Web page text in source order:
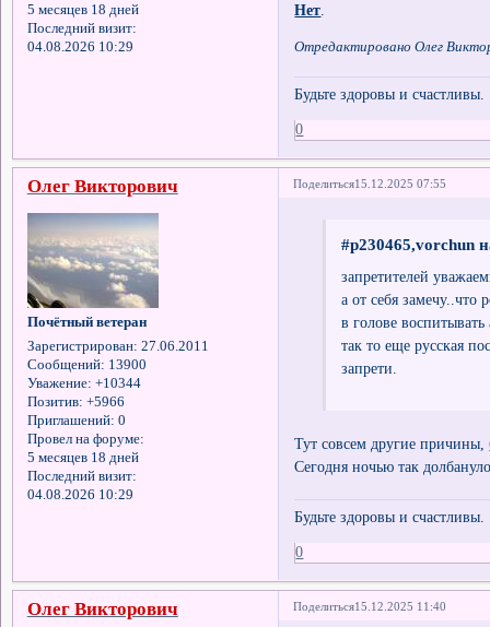
5 месяцев 18 дней
Последний визит:
04.08.2026 10:29
Нет.
Отредактировано Олег
Будьте здоровы и счастливы.
0
Поделиться15.12.2025 07:55
Олег Викторович
Почётный ветеран
Зарегистрирован: 27.06.2011
Сообщений: 13900
Уважение: +10344
Позитив: +5966
Приглашений: 0
Провел на форуме:
5 месяцев 18 дней
Последний визит:
04.08.2026 10:29
#p230465,vorchun
запретителей
а от себя замечу..что
в голове
так то еще русская
запрети.
Тут совсем другие причины,
Сегодня ночью так
Будьте здоровы и счастливы.
0
Поделиться15.12.2025 11:40
Олег Викторович